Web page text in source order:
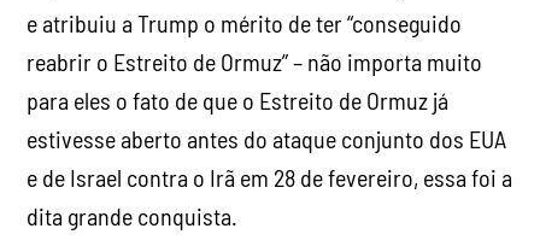
e atribuiu a Trump o mérito de ter “conseguido
reabrir o Estreito de Ormuz” – não importa muito
para eles o fato de que o Estreito de Ormuz já
estivesse aberto antes do ataque conjunto dos EUA
e de Israel contra o Irã em 28 de fevereiro, essa foi a
dita grande conquista.